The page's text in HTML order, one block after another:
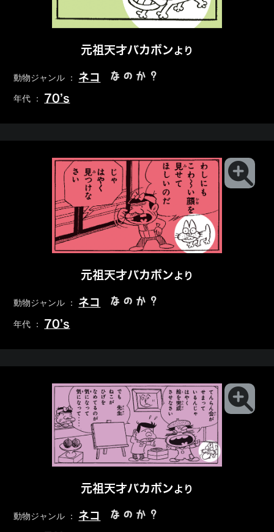
元祖天才バカボンより
動物ジャンル ： ネコ なのか？
年代 ： 70’s
元祖天才バカボンより
動物ジャンル ： ネコ なのか？
年代 ： 70’s
元祖天才バカボンより
動物ジャンル ： ネコ なのか？